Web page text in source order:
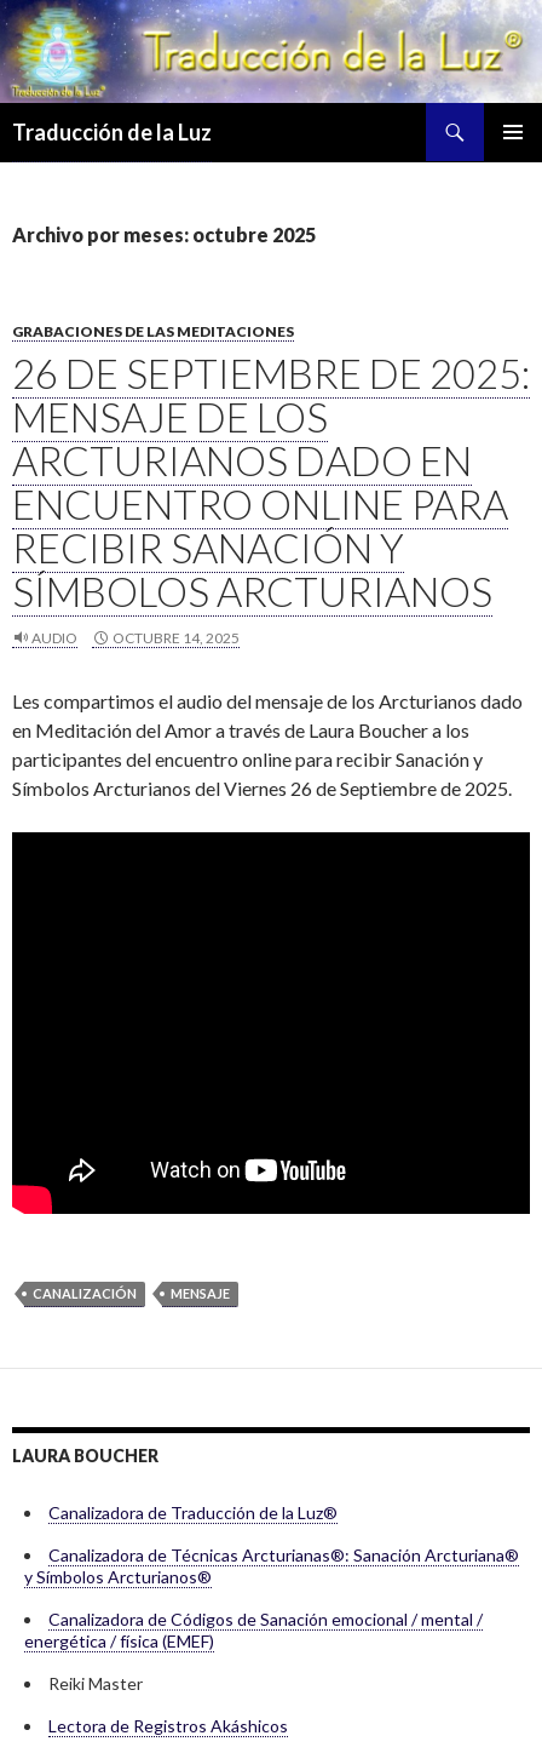
Traducción de la Luz
Archivo por meses: octubre 2025
GRABACIONES DE LAS MEDITACIONES
26 DE SEPTIEMBRE DE 2025:
MENSAJE DE LOS
ARCTURIANOS DADO EN
ENCUENTRO ONLINE PARA
RECIBIR SANACIÓN Y
SÍMBOLOS ARCTURIANOS
AUDIO OCTUBRE 14, 2025
Les compartimos el audio del mensaje de los Arcturianos dado
en Meditación del Amor a través de Laura Boucher a los
participantes del encuentro online para recibir Sanación y
Símbolos Arcturianos del Viernes 26 de Septiembre de 2025.
CANALIZACIÓN MENSAJE
LAURA BOUCHER
Canalizadora de Traducción de la Luz®
Canalizadora de Técnicas Arcturianas®: Sanación Arcturiana®
y Símbolos Arcturianos®
Canalizadora de Códigos de Sanación emocional / mental /
energética / física (EMEF)
Reiki Master
Lectora de Registros Akáshicos